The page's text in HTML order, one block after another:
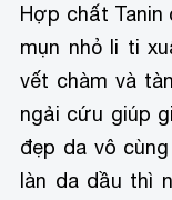
Hợp chất
mụn nhỏ li ti
vết chàm và
ngải cứu giúp
đẹp da vô
làn da dầu thì